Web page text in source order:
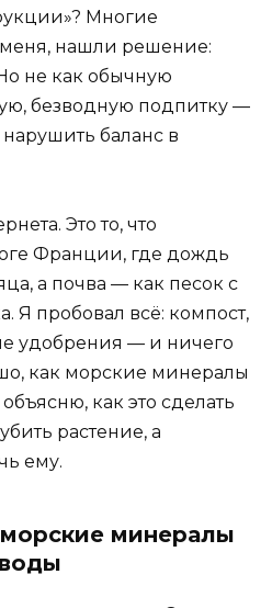
Многие
нашли решение:
не как обычную
безводную подпитку —
баланс в
Это то, что
Франции, где дождь
а почва — как песок с
Я пробовал всё: компост,
удобрения — и ничего
как морские минералы
как это сделать
растение, а
ему.
минералы